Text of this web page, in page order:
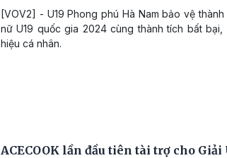
[VOV2] - U19 Phong phú Hà Nam bảo vệ
nữ U19 quốc gia 2024 cùng thành tích bất
hiệu cá nhân.
ACECOOK lần đầu tiên tài trợ cho Giải